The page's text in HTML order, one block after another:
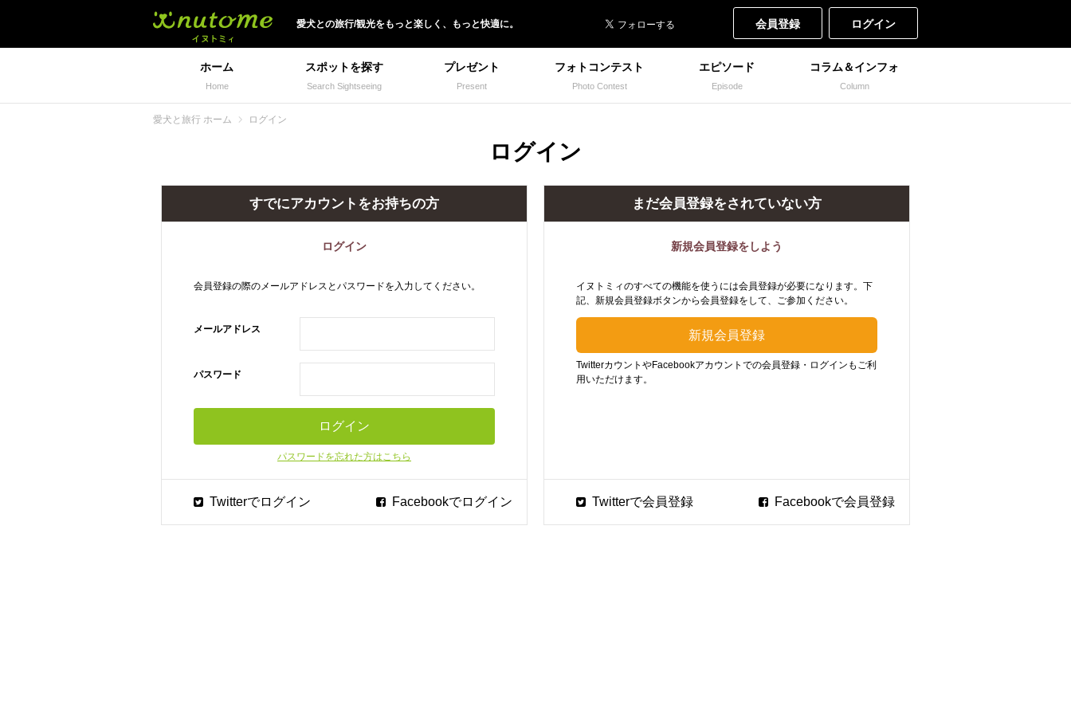
愛犬との旅行/観光をもっと楽しく、 もっと快適に。 会員登録 ログイン
ホーム
Home
スポットを探す
Search Sightseeing
プレゼント
Present
フォトコンテスト
Photo Contest
エピソード
Episode
コラム＆インフォ
Column
愛犬と旅行 ホーム ログイン
ログイン
すでにアカウントをお持ちの方
ログイン
会員登録の際のメールアドレスとパスワードを入力してください。
メールアドレス
パスワード
パスワードを忘れた方はこちら
まだ会員登録をされていない方
新規会員登録をしよう
イヌトミィのすべての機能を使うには会員登録が必要になります。下
記、新規会員登録ボタンから会員登録をして、ご参加ください。
TwitterカウントやFacebookアカウントでの会員登録・ログインもご利
用いただけます。